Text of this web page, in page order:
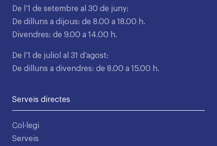
De l’1 de setembre al 30 de juny:
De dilluns a dijous: de 8.00 a 18.00 h.
Divendres: de 9.00 a 14.00 h.
De l’1 de juliol al 31 d’agost:
De dilluns a divendres: de 8.00 a 15.00 h.
Serveis directes
Col·legi
Serveis